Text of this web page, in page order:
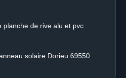
planche de rive alu et pvc
solaire Dorieu 69550